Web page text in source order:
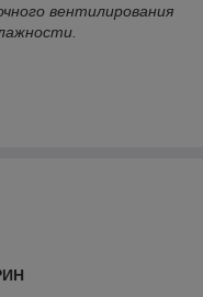
вентилирования